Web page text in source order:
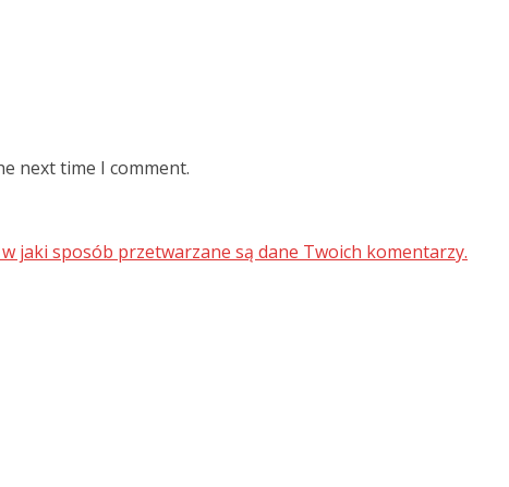
next time I comment.
jaki sposób przetwarzane są dane Twoich komentarzy.